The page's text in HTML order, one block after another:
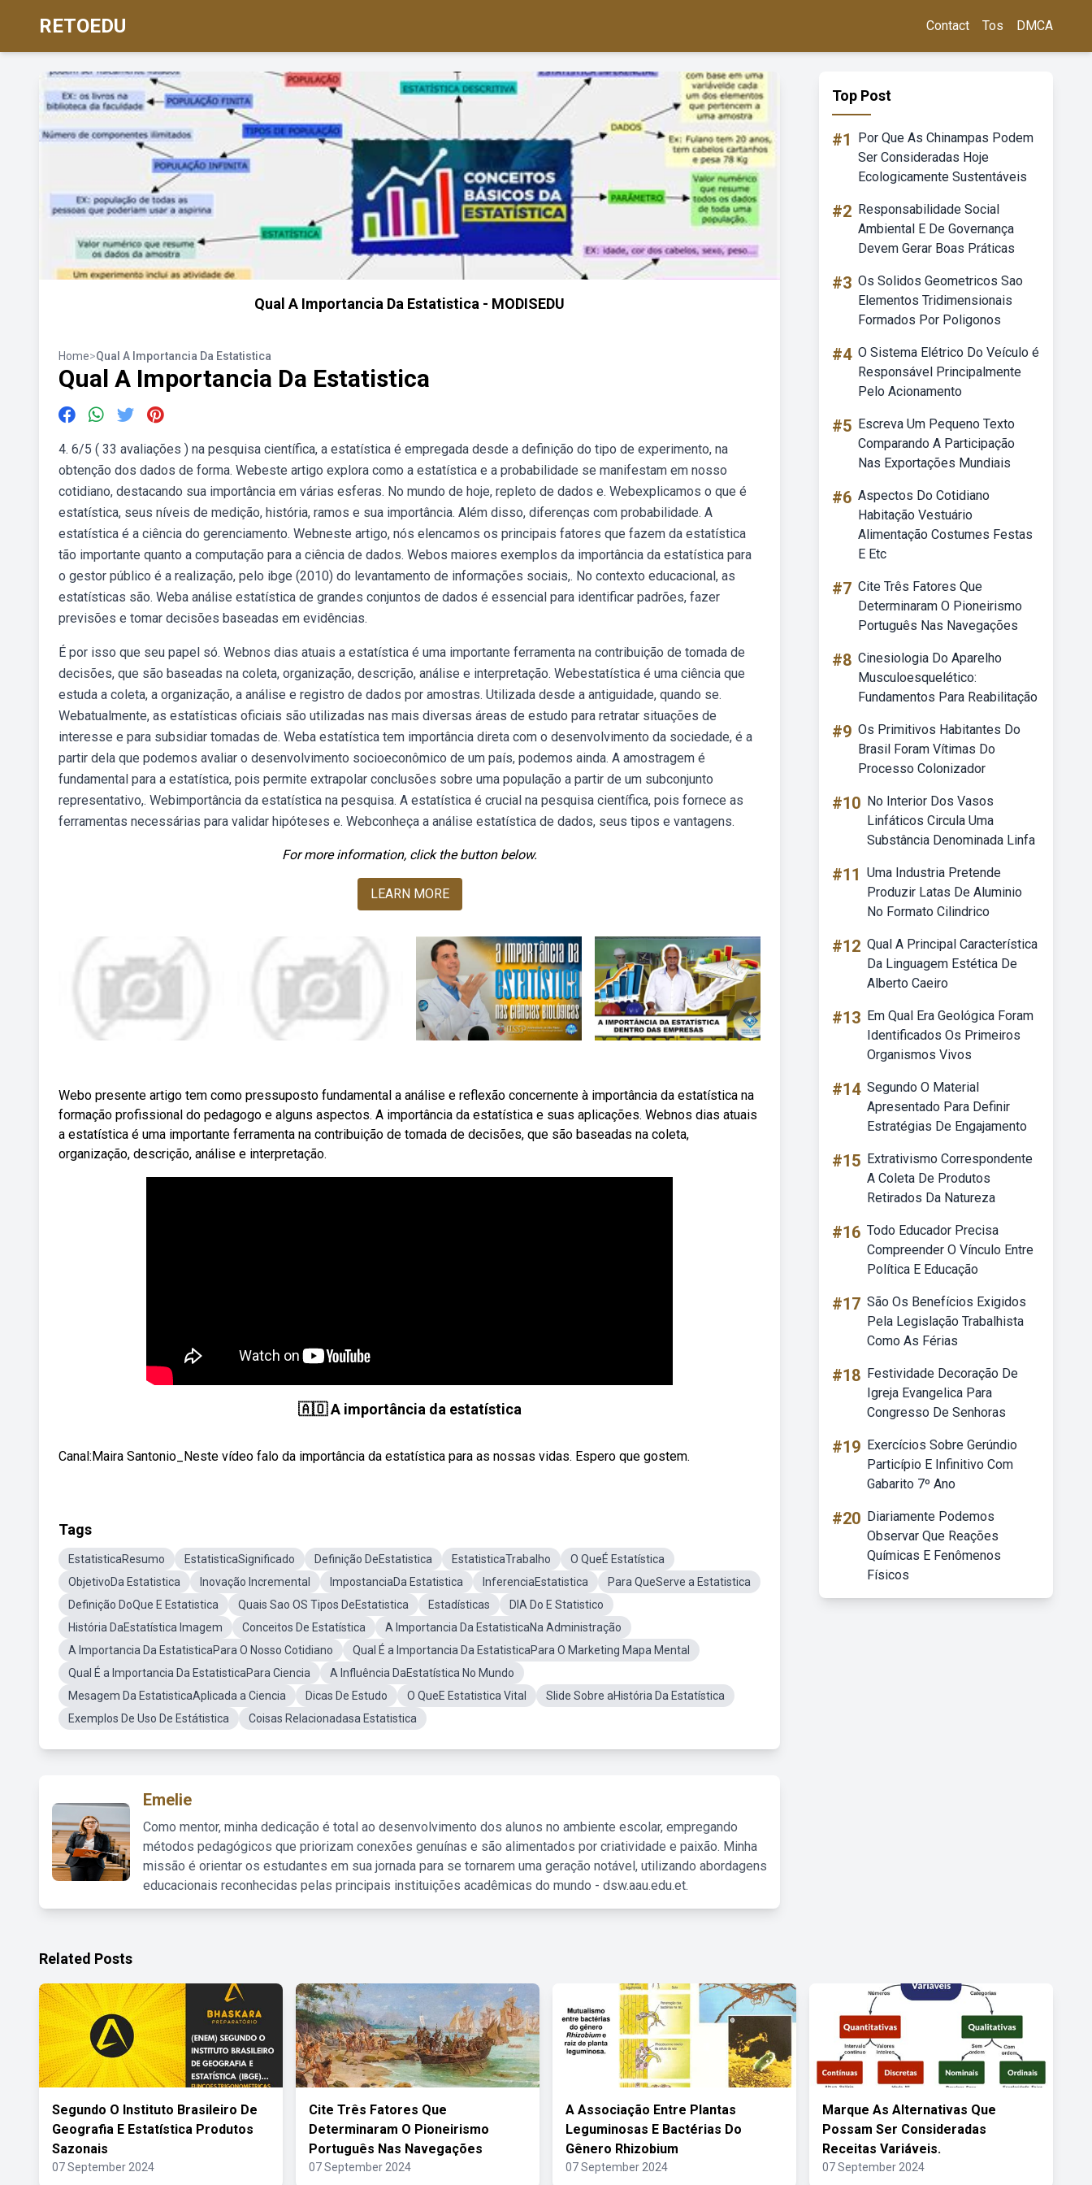
RETOEDU Contact Tos DMCA
Qual A Importancia Da Estatistica - MODISEDU
Home>Qual A Importancia Da Estatistica
Qual A Importancia Da Estatistica
4. 6/5 ( 33 avaliações ) na pesquisa científica, a estatística é empregada desde a definição do tipo de experimento, na
obtenção dos dados de forma. Webeste artigo explora como a estatística e a probabilidade se manifestam em nosso
cotidiano, destacando sua importância em várias esferas. No mundo de hoje, repleto de dados e. Webexplicamos o que é
estatística, seus níveis de medição, história, ramos e sua importância. Além disso, diferenças com probabilidade. A
estatística é a ciência do gerenciamento. Webneste artigo, nós elencamos os principais fatores que fazem da estatística
tão importante quanto a computação para a ciência de dados. Webos maiores exemplos da importância da estatística para
o gestor público é a realização, pelo ibge (2010) do levantamento de informações sociais,. No contexto educacional, as
estatísticas são. Weba análise estatística de grandes conjuntos de dados é essencial para identificar padrões, fazer
previsões e tomar decisões baseadas em evidências.
É por isso que seu papel só. Webnos dias atuais a estatística é uma importante ferramenta na contribuição de tomada de
decisões, que são baseadas na coleta, organização, descrição, análise e interpretação. Webestatística é uma ciência que
estuda a coleta, a organização, a análise e registro de dados por amostras. Utilizada desde a antiguidade, quando se.
Webatualmente, as estatísticas oficiais são utilizadas nas mais diversas áreas de estudo para retratar situações de
interesse e para subsidiar tomadas de. Weba estatística tem importância direta com o desenvolvimento da sociedade, é a
partir dela que podemos avaliar o desenvolvimento socioeconômico de um país, podemos ainda. A amostragem é
fundamental para a estatística, pois permite extrapolar conclusões sobre uma população a partir de um subconjunto
representativo,. Webimportância da estatística na pesquisa. A estatística é crucial na pesquisa científica, pois fornece as
ferramentas necessárias para validar hipóteses e. Webconheça a análise estatística de dados, seus tipos e vantagens.
For more information, click the button below.
LEARN MORE
Webo presente artigo tem como pressuposto fundamental a análise e reflexão concernente à importância da estatística na
formação profissional do pedagogo e alguns aspectos. A importância da estatística e suas aplicações. Webnos dias atuais
a estatística é uma importante ferramenta na contribuição de tomada de decisões, que são baseadas na coleta,
organização, descrição, análise e interpretação.
🇦🇴 A importância da estatística
Canal:Maira Santonio_Neste vídeo falo da importância da estatística para as nossas vidas. Espero que gostem.
Tags
EstatisticaResumo EstatisticaSignificado Definição DeEstatistica EstatisticaTrabalho
O QueÉ Estatística
ObjetivoDa Estatistica
Inovação Incremental ImpostanciaDa Estatistica InferenciaEstatistica
Para QueServe a Estatistica
Definição DoQue E Estatistica
Quais Sao OS Tipos DeEstatistica Estadísticas
DIA Do E Statistico
História DaEstatística Imagem
Conceitos De Estatística
A Importancia Da EstatisticaNa Administração
A Importancia Da EstatisticaPara O Nosso Cotidiano
Qual É a Importancia Da EstatisticaPara O Marketing Mapa Mental
Qual É a Importancia Da EstatisticaPara Ciencia
A Influência DaEstatística No Mundo
Mesagem Da EstatisticaAplicada a Ciencia
Dicas De Estudo O QueE Estatistica Vital
Slide Sobre aHistória Da Estatística
Exemplos De Uso De Estátistica
Coisas Relacionadasa Estatistica
Emelie
Como mentor, minha dedicação é total ao desenvolvimento dos alunos no ambiente escolar, empregando
métodos pedagógicos que priorizam conexões genuínas e são alimentados por criatividade e paixão. Minha
missão é orientar os estudantes em sua jornada para se tornarem uma geração notável, utilizando abordagens
educacionais reconhecidas pelas principais instituições acadêmicas do mundo - dsw.aau.edu.et.
Top Post
#1
Por Que As Chinampas Podem
Ser Consideradas Hoje
Ecologicamente Sustentáveis
#2 Responsabilidade Social
Ambiental E De Governança
Devem Gerar Boas Práticas
#3 Os Solidos Geometricos Sao
Elementos Tridimensionais
Formados Por Poligonos
#4 O Sistema Elétrico Do Veículo é
Responsável Principalmente
Pelo Acionamento
#5 Escreva Um Pequeno Texto
Comparando A Participação
Nas Exportações Mundiais
#6 Aspectos Do Cotidiano
Habitação Vestuário
Alimentação Costumes Festas
E Etc
#7 Cite Três Fatores Que
Determinaram O Pioneirismo
Português Nas Navegações
#8 Cinesiologia Do Aparelho
Musculoesquelético:
Fundamentos Para Reabilitação
#9 Os Primitivos Habitantes Do
Brasil Foram Vítimas Do
Processo Colonizador
#10 No Interior Dos Vasos
Linfáticos Circula Uma
Substância Denominada Linfa
#11 Uma Industria Pretende
Produzir Latas De Aluminio
No Formato Cilindrico
#12 Qual A Principal Característica
Da Linguagem Estética De
Alberto Caeiro
#13 Em Qual Era Geológica Foram
Identificados Os Primeiros
Organismos Vivos
#14 Segundo O Material
Apresentado Para Definir
Estratégias De Engajamento
#15 Extrativismo Correspondente
A Coleta De Produtos
Retirados Da Natureza
#16 Todo Educador Precisa
Compreender O Vínculo Entre
Política E Educação
#17 São Os Benefícios Exigidos
Pela Legislação Trabalhista
Como As Férias
#18 Festividade Decoração De
Igreja Evangelica Para
Congresso De Senhoras
#19 Exercícios Sobre Gerúndio
Particípio E Infinitivo Com
Gabarito 7º Ano
#20 Diariamente Podemos
Observar Que Reações
Químicas E Fenômenos
Físicos
Related Posts
Segundo O Instituto Brasileiro De
Geografia E Estatística Produtos
Sazonais
07 September 2024
Cite Três Fatores Que
Determinaram O Pioneirismo
Português Nas Navegações
07 September 2024
A Associação Entre Plantas
Leguminosas E Bactérias Do
Gênero Rhizobium
07 September 2024
Marque As Alternativas Que
Possam Ser Consideradas
Receitas Variáveis.
07 September 2024